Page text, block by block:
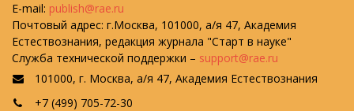
E-mail: publish@rae.ru
Почтовый адрес: г.Москва, 101000, а/я 47, Академия
Естествознания, редакция журнала "Старт в науке"
Служба технической поддержки – support@rae.ru
101000, г. Москва, а/я 47, Академия Естествознания
+7 (499) 705-72-30